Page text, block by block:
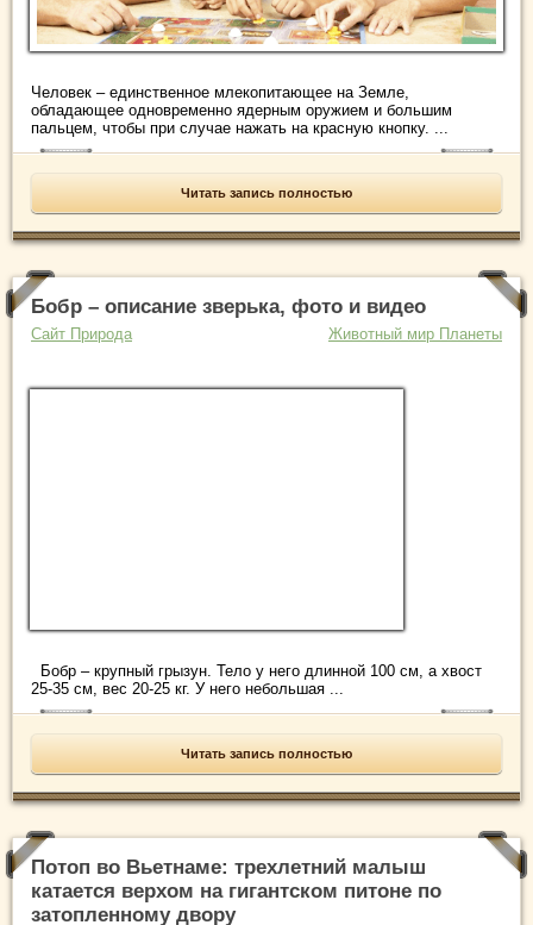
Человек – единственное млекопитающее на Земле,
обладающее одновременно ядерным оружием и большим
пальцем, чтобы при случае нажать на красную кнопку. ...
Читать запись полностью
Бобр – описание зверька, фото и видео
Сайт Природа Животный мир Планеты
Бобр – крупный грызун. Тело у него длинной 100 см, а хвост
25-35 см, вес 20-25 кг. У него небольшая ...
Читать запись полностью
Потоп во Вьетнаме: трехлетний малыш
катается верхом на гигантском питоне по
затопленному двору